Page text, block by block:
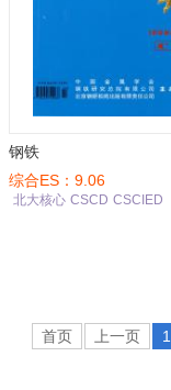
钢铁
综合ES：9.06
北大核心 CSCD CSCIED
首页 上一页 1